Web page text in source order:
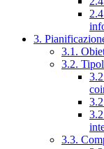
3.
3.1.
3.2.
3.3.